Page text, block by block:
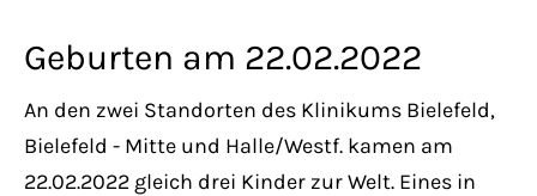
Lorem ipsum dolor sit amet:
24h/ 365days
Geburten am 22.02.2022
An den zwei Standorten des Klinikums Bielefeld,
Bielefeld - Mitte und Halle/Westf. kamen am
22.02.2022 gleich drei Kinder zur Welt. Eines in